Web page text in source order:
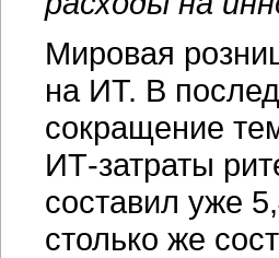
Мировая
на ИТ. В
сокращение
ИТ-затраты
составил уже
столько же